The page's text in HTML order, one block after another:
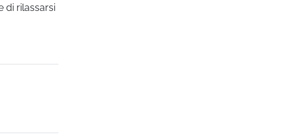
di rilassarsi